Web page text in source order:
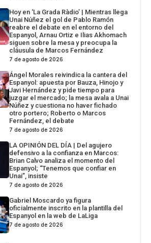
Hoy en ‘La Grada Ràdio’ | Mientras llega
Unai Núñez el gol de Pablo Ramón
reabre el debate en el entorno del
Espanyol, Arnau Ortiz e Ilias Akhomach
siguen sobre la mesa y preocupa la
cláusula de Marcos Fernández
7 de agosto de 2026
Ángel Morales reivindica la cantera del
Espanyol: apuesta por Bauza, Hinojo y
Javi Hernández y pide tiempo para
juzgar el mercado; la mesa avala a Unai
Núñez y cuestiona no haver fichado
otro portero; Roberto o Marcos
Fernández, el debate
7 de agosto de 2026
LA OPINIÓN DEL DÍA | Del agujero
defensivo a la confianza en Marcos:
Brian Calvo analiza el momento del
Espanyol; “Tenemos que confiar en
Unai”, insiste
7 de agosto de 2026
Gabriel Moscardo ya figura
oficialmente inscrito en la plantilla del
Espanyol en la web de LaLiga
7 de agosto de 2026